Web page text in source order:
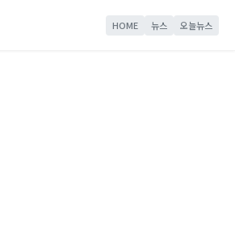
HOME 뉴스 오늘뉴스